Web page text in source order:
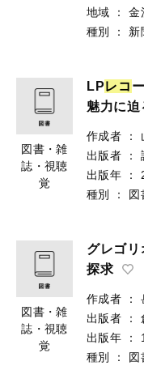
地域
：
金
種別
： 新
図書・雑
誌・視聴
覚
LPレ コ
魅力に迫
作成者 ：
出版者
：
出版年
：
種別
： 図
図書・雑
誌・視聴
覚
グレゴ
探求
作成者 ：
出版者
：
出版年
：
種別
： 図